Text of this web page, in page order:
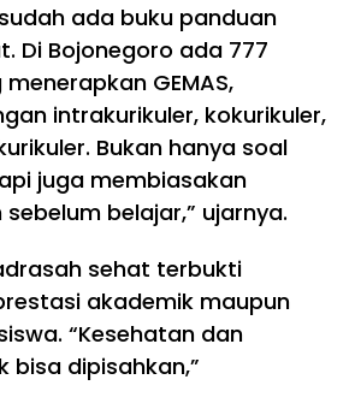
ada buku panduan
Di Bojonegoro ada 777
GEMAS,
intrakurikuler, kokurikuler,
Bukan hanya soal
juga membiasakan
belajar,” ujarnya.
sehat terbukti
akademik maupun
“Kesehatan dan
bisa dipisahkan,”